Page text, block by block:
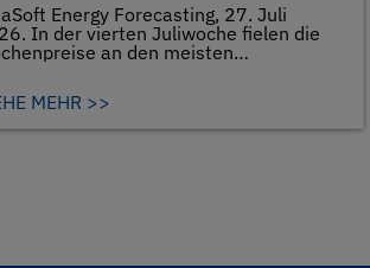
Energy Forecasting, 27. Juli
In der vierten Juliwoche fielen die
an den meisten…
MEHR >>